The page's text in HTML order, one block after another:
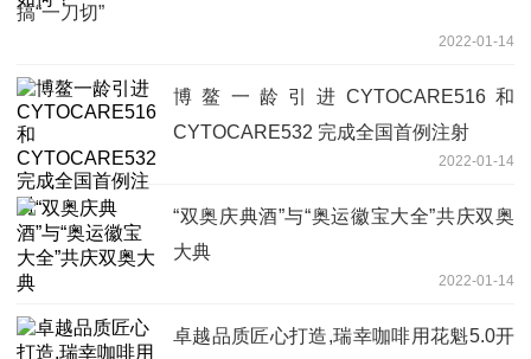
搞“一刀切”
2022-01-14
博鳌一龄引进CYTOCARE516和
CYTOCARE532 完成全国首例注射
2022-01-14
“双奥庆典酒”与“奥运徽宝大全”共庆双奥
大典
2022-01-14
卓越品质匠心打造,瑞幸咖啡用花魁5.0开